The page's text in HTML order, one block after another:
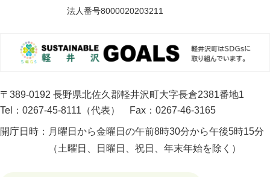
法人番号8000020203211
〒389-0192 長野県北佐久郡軽井沢町大字長倉2381番地1
Tel：0267-45-8111（代表）
Fax：0267-46-3165
開庁日時： 月曜日から金曜日の午前8時30分から午後5時15分
（土曜日、日曜日、祝日、年末年始を除く）